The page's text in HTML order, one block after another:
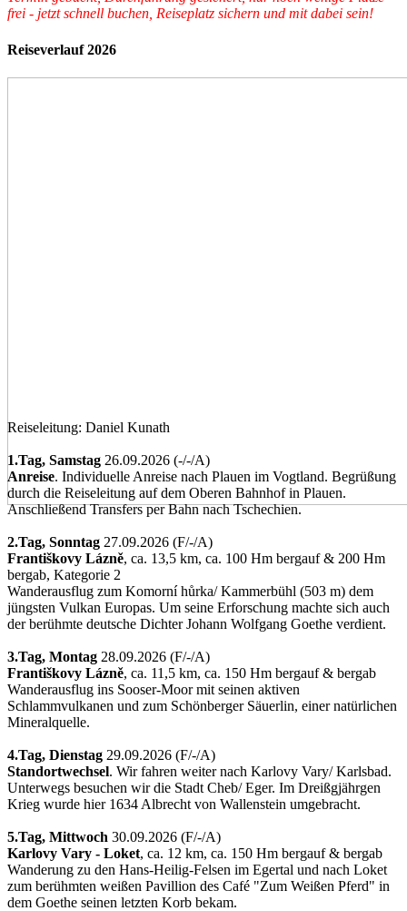
frei - jetzt schnell buchen, Reiseplatz sichern und mit dabei sein!‎
Reiseverlauf 2026
Reiseleitung: Daniel Kunath
1.Tag, Samstag 26.09.2026 (-/­-/­A)
Anreise. Individuelle Anreise nach Plauen im Vogtland. Begrüßung
durch die Reiseleitung auf dem Oberen Bahnhof in Plauen.
Anschließend Transfers per Bahn nach Tschechien.
2.Tag, Sonntag 27.09.2026 (F/­-/­A)
Františkovy Lázně, ca. 13,5 km, ca. 100 Hm bergauf & 200 Hm
bergab, Kategorie 2
Wanderausflug zum Komorní hůrka/­ Kammerbühl (503 m) dem
jüngsten Vulkan Europas. Um seine Erforschung machte sich auch
der berühmte deutsche Dichter Johann Wolfgang Goethe verdient.
3.Tag, Montag 28.09.2026 (F/­-/­A)
Františkovy Lázně, ca. 11,5 km, ca. 150 Hm bergauf & bergab
Wanderausflug ins Sooser-Moor mit seinen aktiven
Schlammvulkanen und zum Schönberger Säuerlin, einer natürlichen
Mineralquelle.
4.Tag, Dienstag 29.09.2026 (F/­-/­A)
Standortwechsel. Wir fahren weiter nach Karlovy Vary/­ Karlsbad.
Unterwegs besuchen wir die Stadt Cheb/­ Eger. Im Dreißgjährgen
Krieg wurde hier 1634 Albrecht von Wallenstein umgebracht.
5.Tag, Mittwoch 30.09.2026 (F/­-/­A)
Karlovy Vary - Loket, ca. 12 km, ca. 150 Hm bergauf & bergab
Wanderung zu den Hans-Heilig-Felsen im Egertal und nach Loket
zum berühmten weißen Pavillion des Café "Zum Weißen Pferd" in
dem Goethe seinen letzten Korb bekam.